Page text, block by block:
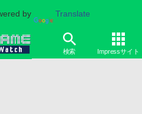
by Translate
検索 Impressサイト